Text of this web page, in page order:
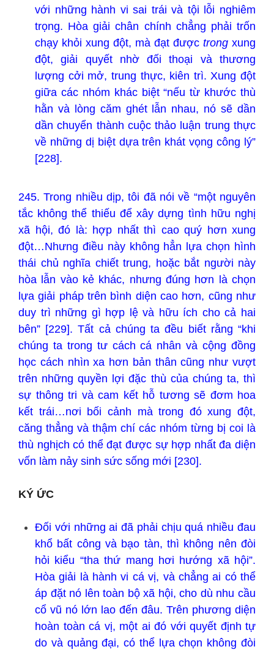
với những hành vi sai trái và tội lỗi nghiêm
trọng. Hòa giải chân chính chẳng phải trốn
chạy khỏi xung đột, mà đạt được trong xung
đột, giải quyết nhờ đối thoại và thương
lượng cởi mở, trung thực, kiên trì. Xung đột
giữa các nhóm khác biệt “nếu từ khước thù
hằn và lòng căm ghét lẫn nhau, nó sẽ dần
dần chuyển thành cuộc thảo luận trung thực
về những dị biệt dựa trên khát vọng công lý”
[228].
245. Trong nhiều dịp, tôi đã nói về “một nguyên
tắc không thể thiếu để xây dựng tình hữu nghị
xã hội, đó là: hợp nhất thì cao quý hơn xung
đột…Nhưng điều này không hẳn lựa chọn hình
thái chủ nghĩa chiết trung, hoặc bắt người này
hòa lẫn vào kẻ khác, nhưng đúng hơn là chọn
lựa giải pháp trên bình diện cao hơn, cũng như
duy trì những gì hợp lệ và hữu ích cho cả hai
bên” [229]. Tất cả chúng ta đều biết rằng “khi
chúng ta trong tư cách cá nhân và cộng đồng
học cách nhìn xa hơn bản thân cũng như vượt
trên những quyền lợi đặc thù của chúng ta, thì
sự thông tri và cam kết hỗ tương sẽ đơm hoa
kết trái…nơi bối cảnh mà trong đó xung đột,
căng thẳng và thậm chí các nhóm từng bị coi là
thù nghịch có thể đạt được sự hợp nhất đa diện
vốn làm nảy sinh sức sống mới [230].
KÝ ỨC
Đối với những ai đã phải chịu quá nhiều đau
khổ bất công và bạo tàn, thì không nên đòi
hỏi kiểu “tha thứ mang hơi hướng xã hội”.
Hòa giải là hành vi cá vị, và chẳng ai có thể
áp đặt nó lên toàn bộ xã hội, cho dù nhu cầu
cổ vũ nó lớn lao đến đâu. Trên phương diện
hoàn toàn cá vị, một ai đó với quyết định tự
do và quảng đại, có thể lựa chọn không đòi